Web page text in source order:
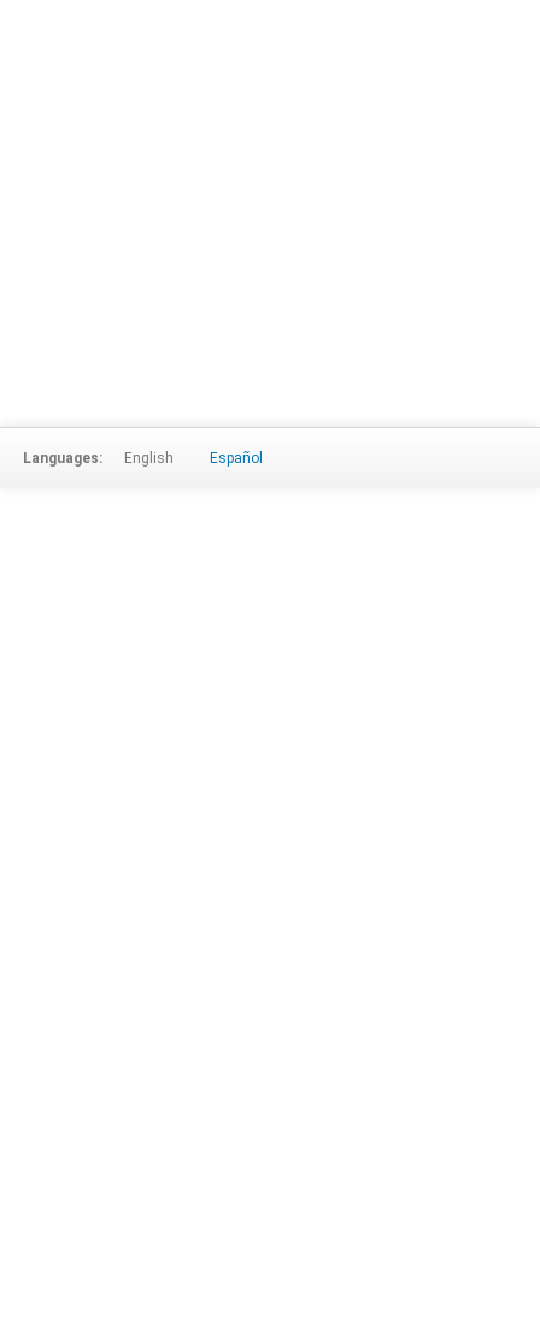
Languages: English Español